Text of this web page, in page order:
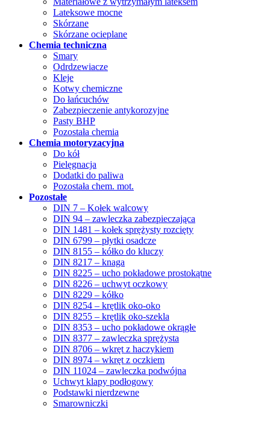
Lateksowe mocne
Skórzane
Skórzane ocieplane
Chemia techniczna
Smary
Odrdzewiacze
Kleje
Kotwy chemiczne
Do łańcuchów
Zabezpieczenie antykorozyjne
Pasty BHP
Pozostała chemia
Chemia motoryzacyjna
Do kół
Pielęgnacja
Dodatki do paliwa
Pozostała chem. mot.
Pozostałe
DIN 7 – Kołek walcowy
DIN 94 – zawleczka zabezpieczająca
DIN 1481 – kołek sprężysty rozcięty
DIN 6799 – płytki osadcze
DIN 8155 – kółko do kluczy
DIN 8217 – knaga
DIN 8225 – ucho pokładowe prostokątne
DIN 8226 – uchwyt oczkowy
DIN 8229 – kółko
DIN 8254 – krętlik oko-oko
DIN 8255 – krętlik oko-szekla
DIN 8353 – ucho pokładowe okrągłe
DIN 8377 – zawleczka sprężysta
DIN 8706 – wkręt z haczykiem
DIN 8974 – wkręt z oczkiem
DIN 11024 – zawleczka podwójna
Uchwyt klapy podłogowy
Podstawki nierdzewne
Smarowniczki